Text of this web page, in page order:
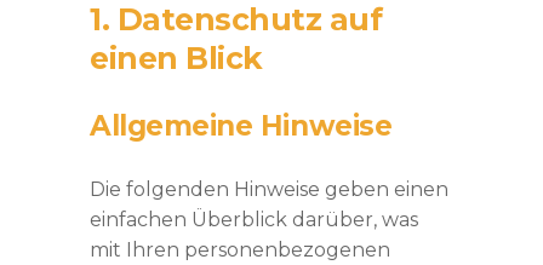
1. Datenschutz auf
einen Blick
Allgemeine Hinweise
Die folgenden Hinweise geben einen
einfachen Überblick darüber, was
mit Ihren personenbezogenen